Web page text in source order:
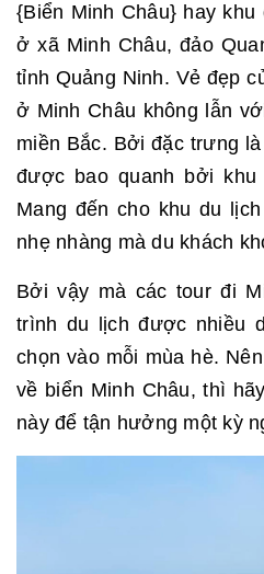
{Biển Minh Châu} hay
ở xã Minh Châu, đảo
tỉnh Quảng Ninh. Vẻ đẹp
ở Minh Châu không lẫn
miền Bắc. Bởi đặc trưng
được bao quanh bởi khu
Mang đến cho khu du
nhẹ nhàng mà du khách
Bởi vậy mà các tour đi
trình du lịch được nhiều
chọn vào mỗi mùa hè.
về biển Minh Châu, thì
này để tận hưởng một kỳ